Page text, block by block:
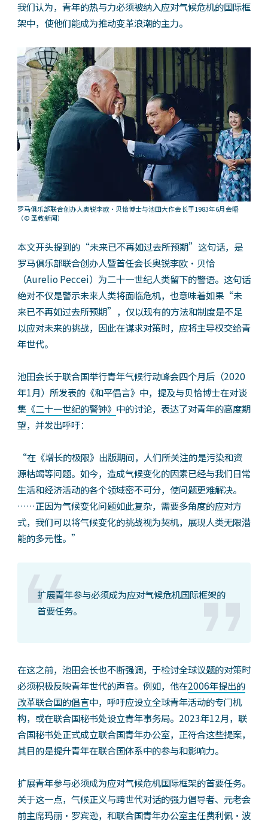
我们认为，青年的热与力必须被纳入应对气候危机的国际框
架中，使他们能成为推动变革浪潮的主力。
罗马俱乐部联合创办人奥锐李欧‧贝恰博士与池田大作会长于1983年6月会晤
（© 圣教新闻）
本文开头提到的“未来已不再如过去所预期”这句话，是
罗马俱乐部联合创办人暨首任会长奥锐李欧·贝恰
（Aurelio Peccei）为二十一世纪人类留下的警语。这句话
绝对不仅是警示未来人类将面临危机，也意味着如果“未
来已不再如过去所预期”，仅以现有的方法和制度是不足
以应对未来的挑战，因此在谋求对策时，应将主导权交给青
年世代。
池田会长于联合国举行青年气候行动峰会四个月后（2020
年1月）所发表的《和平倡言》中，提及与贝恰博士在对谈
集《二十一世纪的警钟》 中的讨论，表达了对青年的高度期
望，并发出呼吁：
“在《增长的极限》出版期间，人们所关注的是污染和资
源枯竭等问题。如今，造成气候变化的因素已经与我们日常
生活和经济活动的各个领域密不可分，使问题更难解决。
……正因为气候变化问题如此复杂，需要多角度的应对方
式，我们可以将气候变化的挑战视为契机，展现人类无限潜
能的多元性。”
扩展青年参与必须成为应对气候危机国际框架的
首要任务。
在这之前，池田会长也不断强调，于检讨全球议题的对策时
必须积极反映青年世代的声音。例如，他在2006年提出的
改革联合国的倡言中，呼吁应设立全球青年活动的专门机
构，或在联合国秘书处设立青年事务局。2023年12月，联
合国秘书处正式成立联合国青年办公室，正符合这些提案，
其目的是提升青年在联合国体系中的参与和影响力。
扩展青年参与必须成为应对气候危机国际框架的首要任务。
关于这一点，气候正义与跨世代对话的强力倡导者、元老会
前主席玛丽·罗宾逊，和联合国青年办公室主任费利佩·波